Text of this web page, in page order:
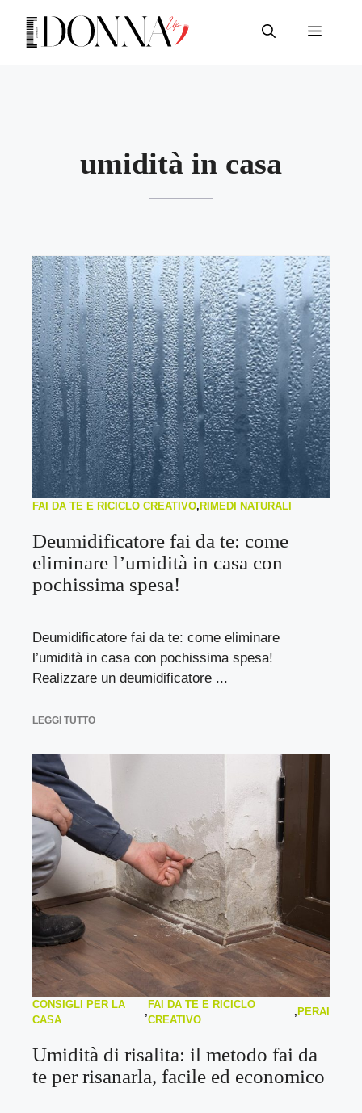
contenuto
Menu
umidità in casa
FAI DA TE E RICICLO CREATIVO, RIMEDI NATURALI
Deumidificatore fai da te: come
eliminare l’umidità in casa con
pochissima spesa!
Deumidificatore fai da te: come eliminare
l’umidità in casa con pochissima spesa!
Realizzare un deumidificatore ...
LEGGI TUTTO
CONSIGLI PER LA
CASA
,
FAI DA TE E RICICLO
CREATIVO
, PERAI
Umidità di risalita: il metodo fai da
te per risanarla, facile ed economico